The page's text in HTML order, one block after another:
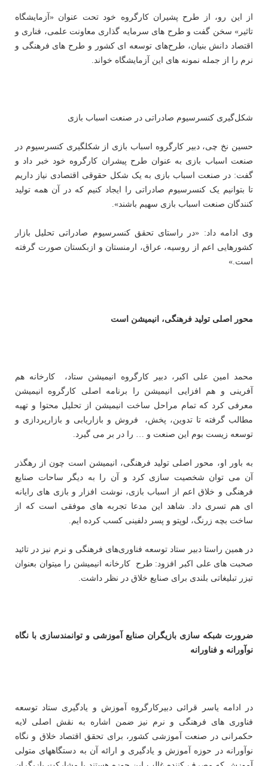
از این رو، از طرح پشیران کارگروه خود تحت عنوان «آزمایشگاه
تاثیر» سخن گفت و طرح های سرمایه گذاری معاونت علمی، فناری و
اقتصاد دانش بنیان، طرح‌های توسعه ای کشور و طرح های فرهنگی و
نرم را از جمله نمونه های این آزمایشگاه خواند.
شکل‌گیری کنسرسیوم صادراتی در صنعت اسباب بازی
حسین نخ چی، دبیر کارگروه اسباب بازی از شکل‎گیری کنسرسیوم در
صنعت اسباب بازی به عنوان طرح پیشران کارگروه خود خبر
داد و
گفت: در صنعت اسباب بازی به یک شکل حقوقی اقتصادی نیاز داریم
تا بتوانیم یک کنسرسیوم صادراتی را ایجاد کنیم که در آن همه تولید
کنندگان صنعت اسباب بازی سهیم باشند».
وی ادامه داد: «در راستای تحقق کنسرسیوم صادراتی تحلیل بازار
کشورهایی اعم از روسیه، عراق، ارمنستان و ازبکستان‌ صورت گرفته
است.»
محور اصلی تولید فرهنگی، انیمیشن است
محمد امین علی اکبر، دبیر کارگروه انیمیشن ستاد، کارخانه هم
آفرینی و هم افزایی انیمیشن را برنامه اصلی کارگروه انیمیشن
معرفی کرد که تمام مراحل ساخت انیمیشن از تحلیل محتوا و تهیه
مطالب گرفته تا تدوین، پخش، فروش و بازاریابی و بازارپردازی و
توسعه زیست بوم این صنعت و … را در بر می گیرد.
به باور او، محور اصلی تولید فرهنگی، انیمیشن است چون از رهگذر
آن می توان شخصیت سازی کرد و آن را به دیگر ساحات صنایع
فرهنگی و خلاق اعم از اسباب بازی، نوشت افزار و بازی های رایانه
ای هم تسری داد. شاهد این مدعا تجربه های موفقی است که از
ساخت بچه زرنگ، لوپتو و پسر دلفینی کسب کرده ایم.
در همین راستا دبیر ستاد توسعه فناوری‌های فرهنگی و نرم نیز در تائید
صحبت های علی اکبر افزود: طرح کارخانه انیمیشن را میتوان بعنوان
تیزر تبلیغاتی بلندی برای صنایع خلاق در نظر داشت.
ضرورت شبکه سازی بازیگران صنایع آموزشی و توانمندسازی با نگاه
نوآورانه و فناورانه
در ادامه یاسر قرائی دبیرکارگروه آموزش و یادگیری ستاد توسعه
فناوری های فرهنگی و نرم نیز ضمن اشاره به نقش اصلی لایه
حکمرانی در صنعت آموزشی کشور، برای تحقق اقتصاد خلاق و نگاه
نوآورانه در حوزه آموزش و یادگیری و ارائه آن به دستگاههای متولی